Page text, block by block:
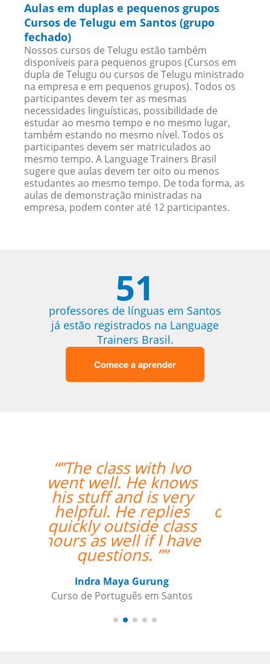
Aulas em duplas e pequenos grupos
Cursos de Telugu em Santos (grupo
fechado)
Nossos cursos de Telugu estão também
disponíveis para pequenos grupos (Cursos em
dupla de Telugu ou cursos de Telugu ministrado
na empresa e em pequenos grupos). Todos os
participantes devem ter as mesmas
necessidades linguísticas, possibilidade de
estudar ao mesmo tempo e no mesmo lugar,
também estando no mesmo nível. Todos os
participantes devem ser matriculados ao
mesmo tempo. A Language Trainers Brasil
sugere que aulas devem ter oito ou menos
estudantes ao mesmo tempo. De toda forma, as
aulas de demonstração ministradas na
empresa, podem conter até 12 participantes.
51
professores de línguas em Santos
já estão registrados na Language
Trainers Brasil.
Comece a aprender
“”Estou amando
minhas aulas de
italiano, muito
organizado o trabalho
de vcs””
Beatris Castro
Curso de Italiano em Santos